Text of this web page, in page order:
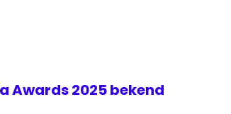
Awards 2025 bekend